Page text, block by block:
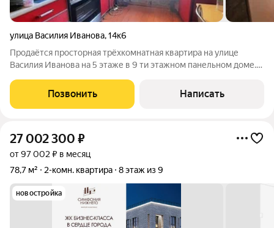
улица Василия Иванова,14к6
Продаётся просторная трёхкомнатная квартира на улице
Василия Иванова на 5 этаже в 9 ти этажном панельном доме.
удобная квадратная кухня 9,2 м, застеклённая лоджия 5 м.
Также в квартире есть
Позвонить Написать
27 002 300 ₽
от 97 002 ₽ в месяц
78,7 м²
2-комн. квартира 8 этаж из 9
новостройка